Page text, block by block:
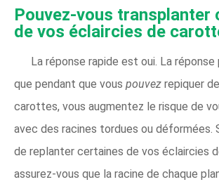
Pouvez-vous transplanter
de vos éclaircies de
La réponse rapide est oui. La
que pendant que vous pouvez repiquer
carottes, vous augmentez le risque de
avec des racines tordues ou déformées.
de replanter certaines de vos éclaircies
assurez-vous que la racine de chaque